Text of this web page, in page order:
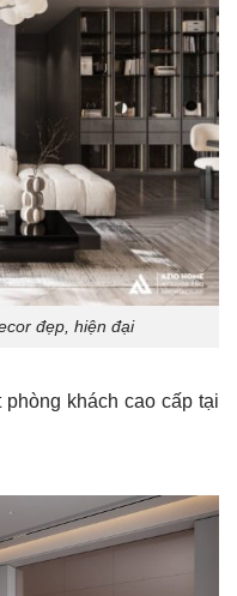
đẹp, hiện đại
khách cao cấp tại